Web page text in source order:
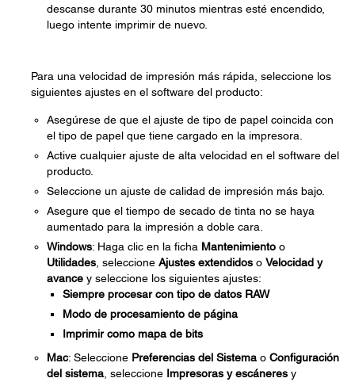
descanse durante 30 minutos mientras esté encendido,
luego intente imprimir de nuevo.
Para una velocidad de impresión más rápida, seleccione los
siguientes ajustes en el software del producto:
Asegúrese de que el ajuste de tipo de papel coincida con
el tipo de papel que tiene cargado en la impresora.
Active cualquier ajuste de alta velocidad en el software del
producto.
Seleccione un ajuste de calidad de impresión más bajo.
Asegure que el tiempo de secado de tinta no se haya
aumentado para la impresión a doble cara.
Windows: Haga clic en la ficha Mantenimiento o
Utilidades , seleccione Ajustes extendidos o Velocidad y
avance y seleccione los siguientes ajustes:
Siempre procesar con tipo de datos RAW
Modo de procesamiento de página
Imprimir como mapa de bits
Mac: Seleccione Preferencias del Sistema o Configuración
del sistema , seleccione Impresoras y escáneres y